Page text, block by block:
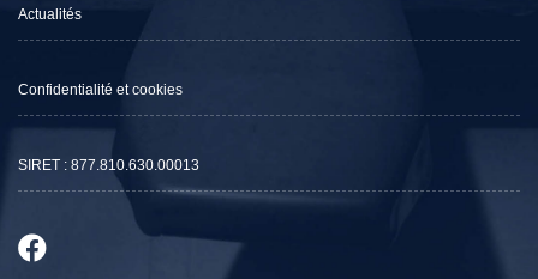
Actualités
Confidentialité et cookies
SIRET : 877.810.630.00013